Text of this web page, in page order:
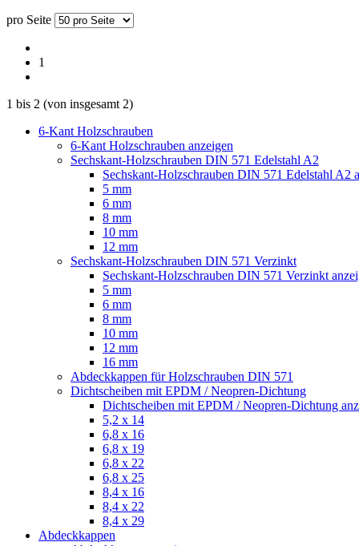
pro Seite
1
1 bis 2 (von insgesamt 2)
6-Kant Holzschrauben
6-Kant Holzschrauben anzeigen
Sechskant-Holzschrauben DIN 571 Edelstahl A2
Sechskant-Holzschrauben DIN 571 Edelstahl A2
5 mm
6 mm
8 mm
10 mm
12 mm
Sechskant-Holzschrauben DIN 571 Verzinkt
Sechskant-Holzschrauben DIN 571 Verzinkt
5 mm
6 mm
8 mm
10 mm
12 mm
16 mm
Abdeckkappen für Holzschrauben DIN 571
Dichtscheiben mit EPDM / Neopren-Dichtung
Dichtscheiben mit EPDM / Neopren-Dichtung
5,2 x 14
6,8 x 16
6,8 x 19
6,8 x 22
6,8 x 25
8,4 x 16
8,4 x 22
8,4 x 29
Abdeckkappen